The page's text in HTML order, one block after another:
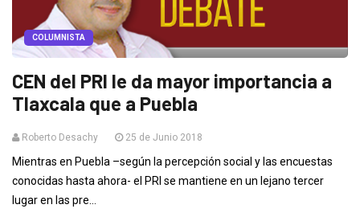
COLUMNISTA
CEN del PRI le da mayor importancia a
Tlaxcala que a Puebla
Roberto Desachy 25 de Junio 2018
Mientras en Puebla –según la percepción social y las encuestas
conocidas hasta ahora- el PRI se mantiene en un lejano tercer
lugar en las pre...